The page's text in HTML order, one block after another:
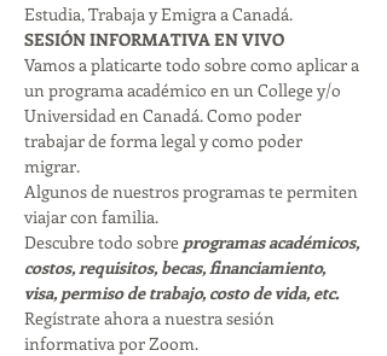
Estudia, Trabaja y Emigra a Canadá.
SESIÓN INFORMATIVA EN VIVO
Vamos a platicarte todo sobre como aplicar a
un programa académico en un College y/o
Universidad en Canadá. Como poder
trabajar de forma legal y como poder
migrar.
Algunos de nuestros programas te permiten
viajar con familia.
Descubre todo sobre programas académicos,
costos, requisitos, becas, financiamiento,
visa, permiso de trabajo, costo de vida, etc.
Regístrate ahora a nuestra sesión
informativa por Zoom.